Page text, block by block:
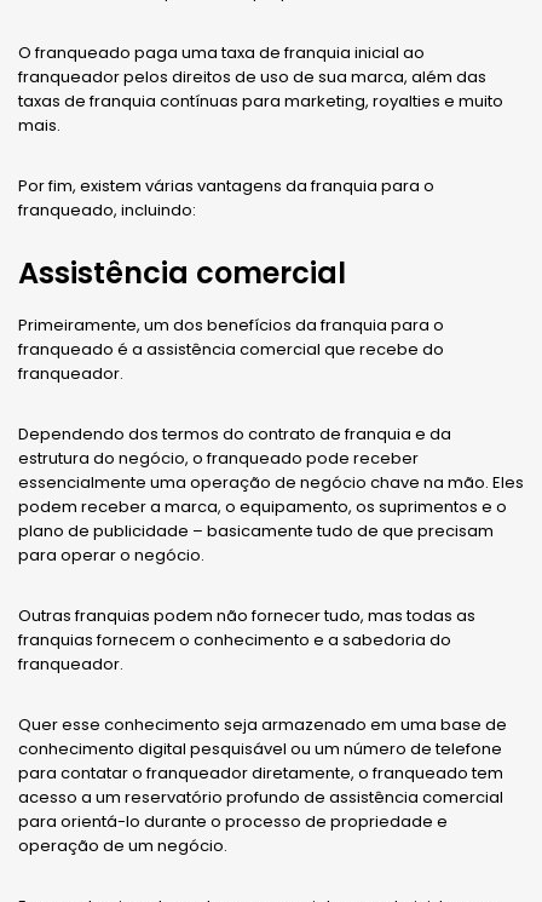
O franqueado paga uma taxa de franquia inicial ao
franqueador pelos direitos de uso de sua marca, além das
taxas de franquia contínuas para marketing, royalties e muito
mais.
Por fim, existem várias vantagens da franquia para o
franqueado, incluindo:
Assistência comercial
Primeiramente, um dos benefícios da franquia para o
franqueado é a assistência comercial que recebe do
franqueador.
Dependendo dos termos do contrato de franquia e da
estrutura do negócio, o franqueado pode receber
essencialmente uma operação de negócio chave na mão. Eles
podem receber a marca, o equipamento, os suprimentos e o
plano de publicidade – basicamente tudo de que precisam
para operar o negócio.
Outras franquias podem não fornecer tudo, mas todas as
franquias fornecem o conhecimento e a sabedoria do
franqueador.
Quer esse conhecimento seja armazenado em uma base de
conhecimento digital pesquisável ou um número de telefone
para contatar o franqueador diretamente, o franqueado tem
acesso a um reservatório profundo de assistência comercial
para orientá-lo durante o processo de propriedade e
operação de um negócio.